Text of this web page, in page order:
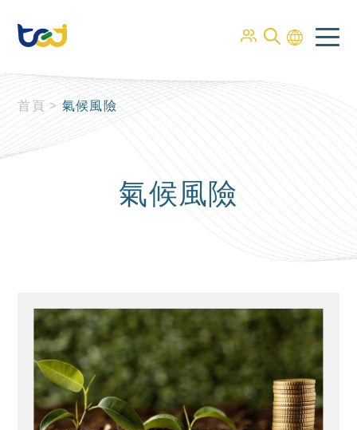
首頁 > 氣候風險
氣候風險